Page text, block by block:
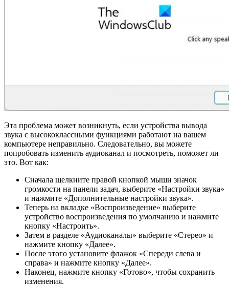
Эта проблема может возникнуть, если устройства вывода
звука с высококлассными функциями работают на вашем
компьютере неправильно. Следовательно, вы можете
попробовать изменить аудиоканал и посмотреть, поможет ли
это. Вот как:
Сначала щелкните правой кнопкой мыши значок
громкости на панели задач, выберите «Настройки звука»
и нажмите «Дополнительные настройки звука».
Теперь на вкладке «Воспроизведение» выберите
устройство воспроизведения по умолчанию и нажмите
кнопку «Настроить».
Затем в разделе «Аудиоканалы» выберите «Стерео» и
нажмите кнопку «Далее».
После этого установите флажок «Спереди слева и
справа» и нажмите кнопку «Далее».
Наконец, нажмите кнопку «Готово», чтобы сохранить
изменения.